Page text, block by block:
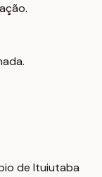
de Ituiutaba